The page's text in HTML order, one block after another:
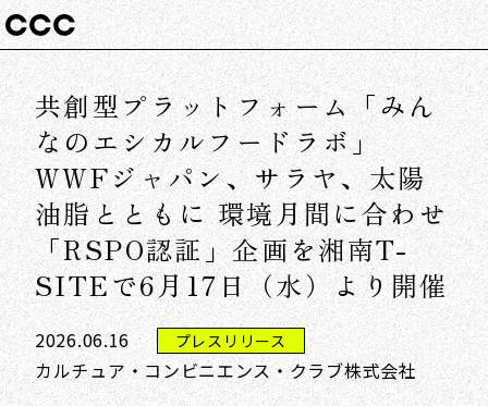
共創型プラットフォーム「みん
なのエシカルフードラボ」
WWFジャパン、サラヤ、太陽
油脂とともに 環境月間に合わせ
「RSPO認証」企画を湘南T-
SITEで6月17日（水）より開催
2026.06.16 プレスリリース
カルチュア・コンビニエンス・クラブ株式会社